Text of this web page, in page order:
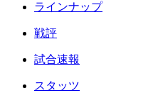
ラインナップ
戦評
試合速報
スタッツ